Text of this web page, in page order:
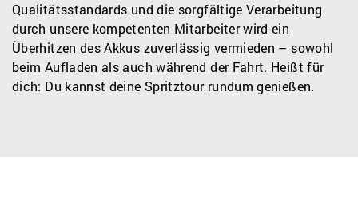
Qualitätsstandards und die sorgfältige Verarbeitung
durch unsere kompetenten Mitarbeiter wird ein
Überhitzen des Akkus zuverlässig vermieden – sowohl
beim Aufladen als auch während der Fahrt. Heißt für
dich: Du kannst deine Spritztour rundum genießen.